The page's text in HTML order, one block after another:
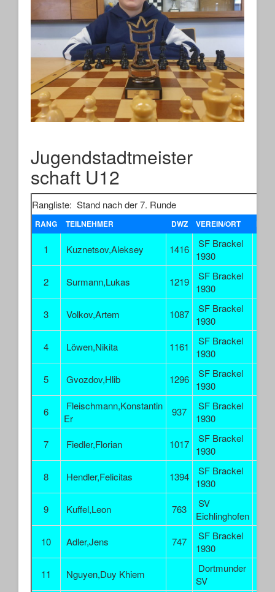
Jugendstadtmeister
schaft U12
Rangliste: Stand nach der 7. Runde
RANG TEILNEHMER DWZ VEREIN/ORT
1 Kuznetsov,Aleksey 1416
SF Brackel
1930
2 Surmann,Lukas 1219
SF Brackel
1930
3 Volkov,Artem 1087
SF Brackel
1930
4 Löwen,Nikita 1161
SF Brackel
1930
5 Gvozdov,Hlib 1296
SF Brackel
1930
6
Fleischmann,Konstantin
Er
937
SF Brackel
1930
7 Fiedler,Florian 1017
SF Brackel
1930
8 Hendler,Felicitas 1394
SF Brackel
1930
9 Kuffel,Leon 763
SV
Eichlinghofen
10 Adler,Jens 747
SF Brackel
1930
11 Nguyen,Duy Khiem
Dortmunder
SV